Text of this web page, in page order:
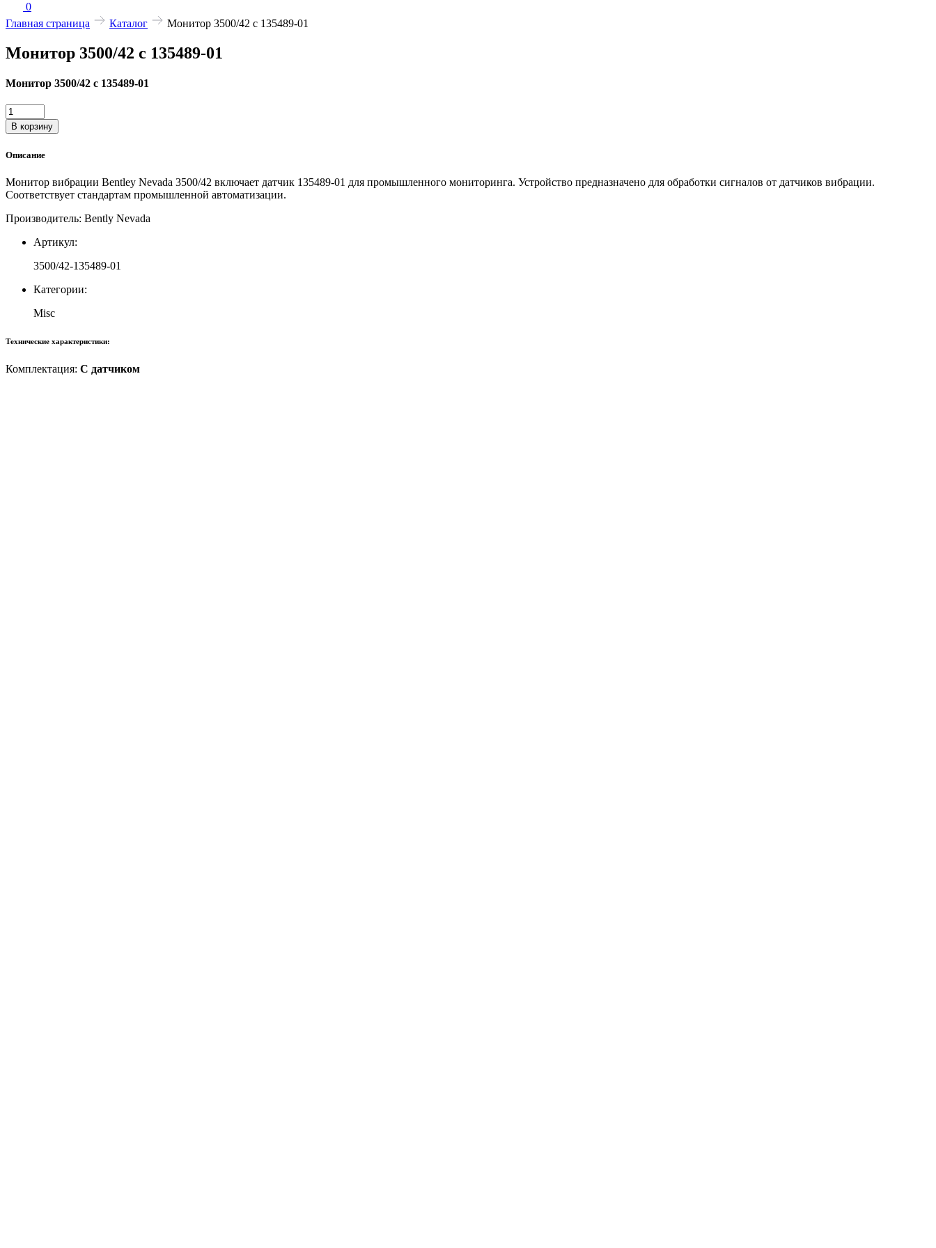
0
Главная страница
Каталог Монитор 3500/42 с 135489-01
Монитор 3500/42 с 135489-01
Монитор 3500/42 с 135489-01
Количество
товара
Монитор
с
01
В корзину
Описание
Монитор вибрации Bentley Nevada 3500/42 включает датчик 135489-01 для промышленного мониторинга. Устройство предназначено для обработки сигналов от датчиков вибрации.
Соответствует стандартам промышленной автоматизации.
Производитель: Bently Nevada
Артикул:
3500/42-135489-01
Категории:
Misc
Технические характеристики:
Комплектация: С датчиком